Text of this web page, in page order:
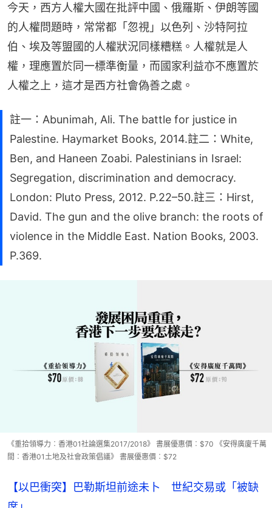
今天，西方人權大國在批評中國、俄羅斯、伊朗等國
的人權問題時，常常都「忽視」以色列、沙特阿拉
伯、埃及等盟國的人權狀況同樣糟糕。人權就是人
權，理應置於同一標準衡量，而國家利益亦不應置於
人權之上，這才是西方社會偽善之處。
註一：Abunimah, Ali. The battle for justice in
Palestine. Haymarket Books, 2014.註二：White,
Ben, and Haneen Zoabi. Palestinians in Israel:
Segregation, discrimination and democracy.
London: Pluto Press, 2012. P.22–50.註三：Hirst,
David. The gun and the olive branch: the roots of
violence in the Middle East. Nation Books, 2003.
P.369.
《重拾領導力︰香港01社論選集2017/2018》 書展優惠價︰$70 《安得廣廈千萬
間︰香港01土地及社會政策倡議》 書展優惠價︰$72
【以巴衝突】巴勒斯坦前途未卜 世紀交易或「被缺